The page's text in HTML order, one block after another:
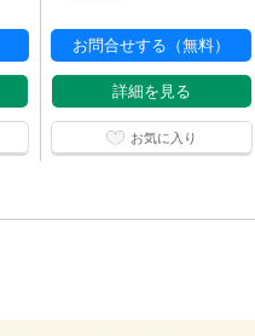
お問合せする（無料）
詳細を見る
お気に入り